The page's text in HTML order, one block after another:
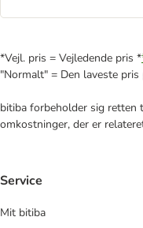
*Vejl. pris = Vejledende pris *
"Normalt" = Den laveste
bitiba forbeholder sig retten
omkostninger, der er
Service
Mit bitiba